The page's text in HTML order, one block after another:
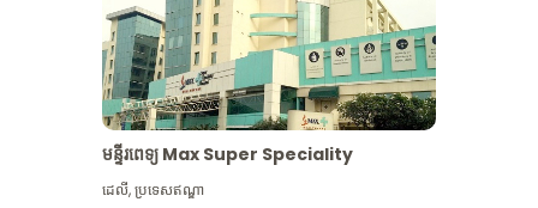
មន្ទីរពេទ្យ Max Super Speciality
ដេលី,ប្រទេសឥណ្ឌា